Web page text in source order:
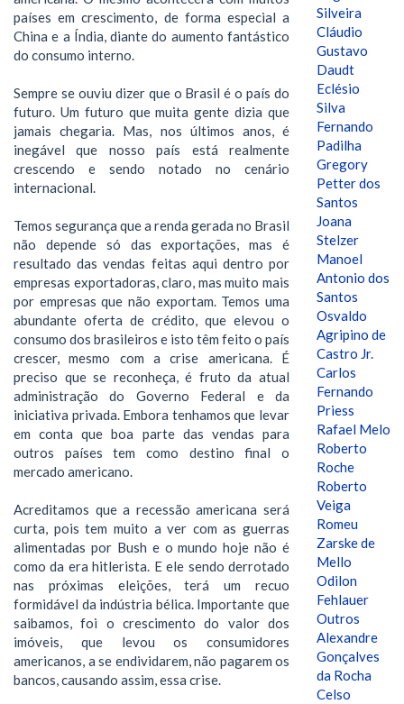
países em crescimento, de forma especial a
China e a Índia, diante do aumento fantástico
do consumo interno.
Sempre se ouviu dizer que o Brasil é o país do
futuro. Um futuro que muita gente dizia que
jamais chegaria. Mas, nos últimos anos, é
inegável que nosso país está realmente
crescendo e sendo notado no cenário
internacional.
Temos segurança que a renda gerada no Brasil
não depende só das exportações, mas é
resultado das vendas feitas aqui dentro por
empresas exportadoras, claro, mas muito mais
por empresas que não exportam. Temos uma
abundante oferta de crédito, que elevou o
consumo dos brasileiros e isto têm feito o país
crescer, mesmo com a crise americana. É
preciso que se reconheça, é fruto da atual
administração do Governo Federal e da
iniciativa privada. Embora tenhamos que levar
em conta que boa parte das vendas para
outros países tem como destino final o
mercado americano.
Acreditamos que a recessão americana será
curta, pois tem muito a ver com as guerras
alimentadas por Bush e o mundo hoje não é
como da era hitlerista. E ele sendo derrotado
nas próximas eleições, terá um recuo
formidável da indústria bélica. Importante que
saibamos, foi o crescimento do valor dos
imóveis, que levou os consumidores
americanos, a se endividarem, não pagarem os
bancos, causando assim, essa crise.
Silveira
Cláudio
Gustavo
Daudt
Eclésio
Silva
Fernando
Padilha
Gregory
Petter dos
Santos
Joana
Stelzer
Manoel
Antonio dos
Santos
Osvaldo
Agripino de
Castro Jr.
Carlos
Fernando
Priess
Rafael Melo
Roberto
Roche
Roberto
Veiga
Romeu
Zarske de
Mello
Odilon
Fehlauer
Outros
Alexandre
Gonçalves
da Rocha
Celso